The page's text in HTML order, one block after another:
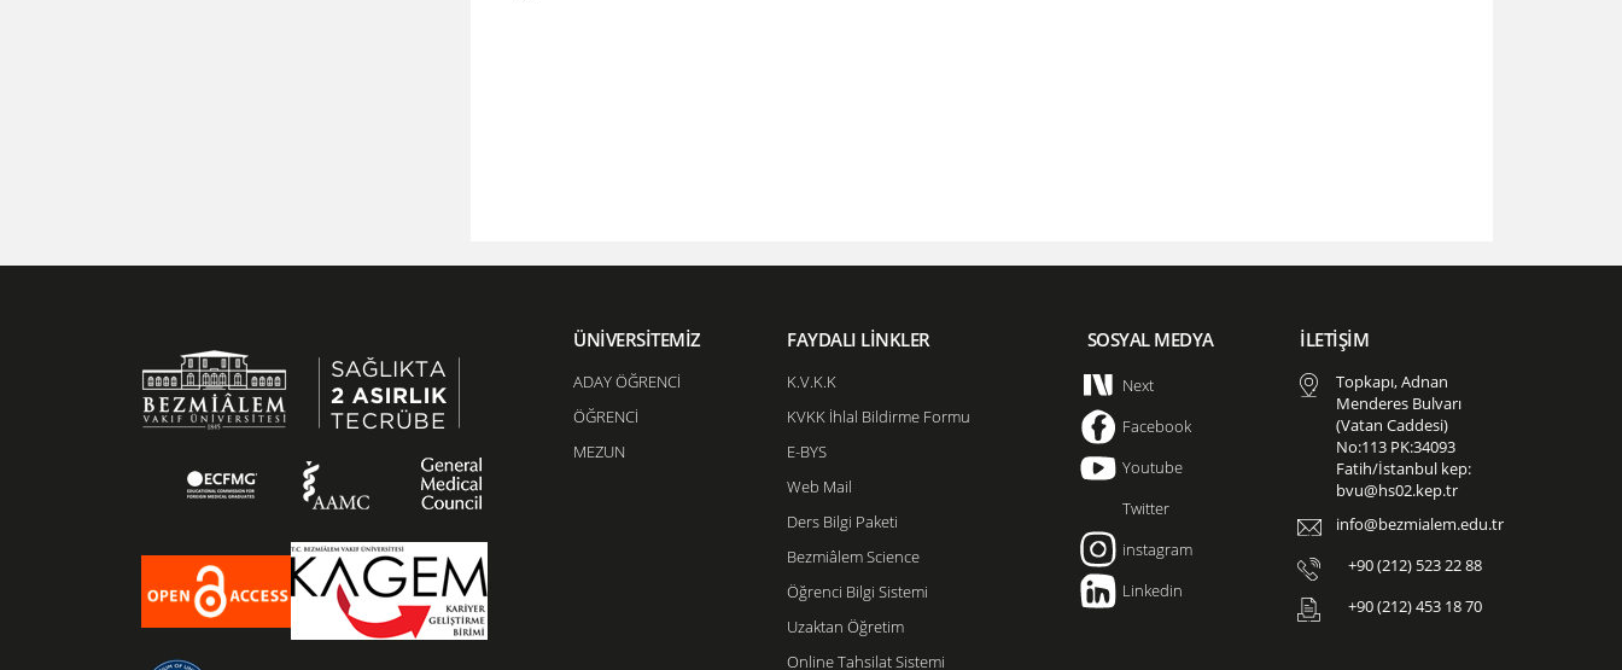
ÜNİVERSİTEMİZ
ADAY ÖĞRENCİ
ÖĞRENCİ
MEZUN
FAYDALI LİNKLER
K.V.K.K
KVKK İhlal Bildirme Formu
E-BYS
Web Mail
Ders Bilgi Paketi
Bezmiâlem Science
Öğrenci Bilgi Sistemi
Uzaktan Öğretim
Online Tahsilat Sistemi
SOSYAL MEDYA
Next
Facebook
Youtube
Twitter
instagram
Linkedin
İLETİŞİM
Topkapı, Adnan
Menderes Bulvarı
(Vatan Caddesi)
No:113 PK:34093
Fatih/İstanbul kep:
bvu@hs02.kep.tr
info@bezmialem.edu.tr
+90 (212) 523 22 88
+90 (212) 453 18 70